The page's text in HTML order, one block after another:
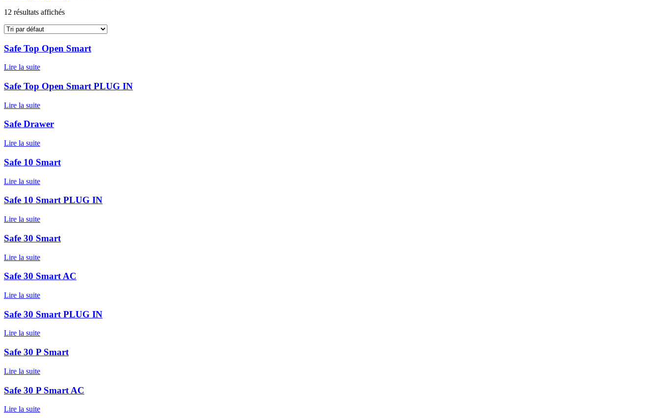
12 résultats affichés
Safe Top Open Smart
Lire la suite
Safe Top Open Smart PLUG IN
Lire la suite
Safe Drawer
Lire la suite
Safe 10 Smart
Lire la suite
Safe 10 Smart PLUG IN
Lire la suite
Safe 30 Smart
Lire la suite
Safe 30 Smart AC
Lire la suite
Safe 30 Smart PLUG IN
Lire la suite
Safe 30 P Smart
Lire la suite
Safe 30 P Smart AC
Lire la suite